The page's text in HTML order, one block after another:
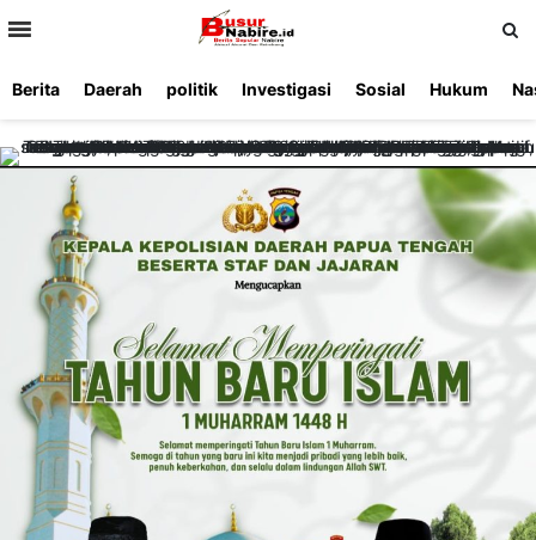
Berita Daerah politik Investigasi Sosial Hukum